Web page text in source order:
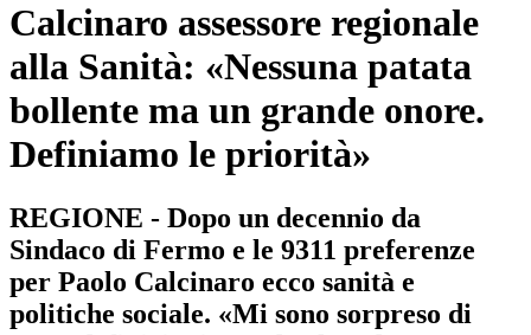
Calcinaro assessore regionale
alla Sanità: «Nessuna patata
bollente ma un grande onore.
Definiamo le priorità»
REGIONE - Dopo un decennio da
Sindaco di Fermo e le 9311 preferenze
per Paolo Calcinaro ecco sanità e
politiche sociale. «Mi sono sorpreso di